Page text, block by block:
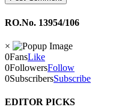
RO.No. 13954/106
×
0FansLike
0FollowersFollow
0SubscribersSubscribe
EDITOR PICKS